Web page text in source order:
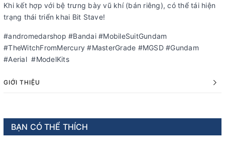
Khi kết hợp với bệ trưng bày vũ khí (bán riêng), có thể tái hiện
trạng thái triển khai Bit Stave!
#andromedarshop #Bandai #MobileSuitGundam
#TheWitchFromMercury #MasterGrade #MGSD #Gundam
#Aerial #ModelKits
GIỚI THIỆU
BẠN CÓ THỂ THÍCH